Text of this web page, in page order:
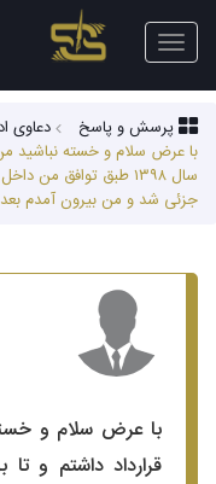
Toggle
navigation
پرسش و پاسخ
دعاوی
سال ۱۳۹۸ طبق توافق
جزئی شد و من بیرون آمدم